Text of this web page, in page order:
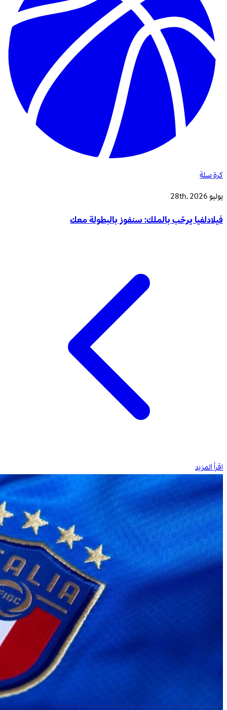
كرة سلة
يوليو 28th, 2026
فيلادلفيا يرحّب بالملك: سنفوز بالبطولة معك
اقرأ المزيد